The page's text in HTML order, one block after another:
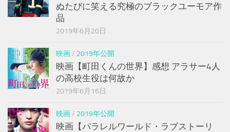
ぬたびに笑える究極のブラックユーモア作
品
2019年6月20日
映画/ 2019年公開
映画【町田くんの世界】感想 アラサー4人
の高校生役は何故か
2019年6月16日
映画/ 2019年公開
映画【パラレルワールド・ラブストーリ